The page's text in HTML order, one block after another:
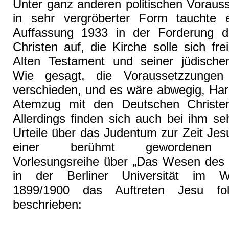
Unter ganz anderen politischen
in sehr vergröberter Form tauchte
Auffassung 1933 in der Forderung
Christen auf, die Kirche solle sich
Alten Testament und seiner
Wie gesagt, die
verschieden, und es wäre abwegig,
Atemzug mit den Deutschen
Allerdings finden sich auch bei ihm
Urteile über das Judentum zur Zeit
einer berühmt gewordenen
Vorlesungsreihe über „Das Wesen des
in der Berliner Universität im
1899/1900 das Auftreten Jesu
beschrieben: